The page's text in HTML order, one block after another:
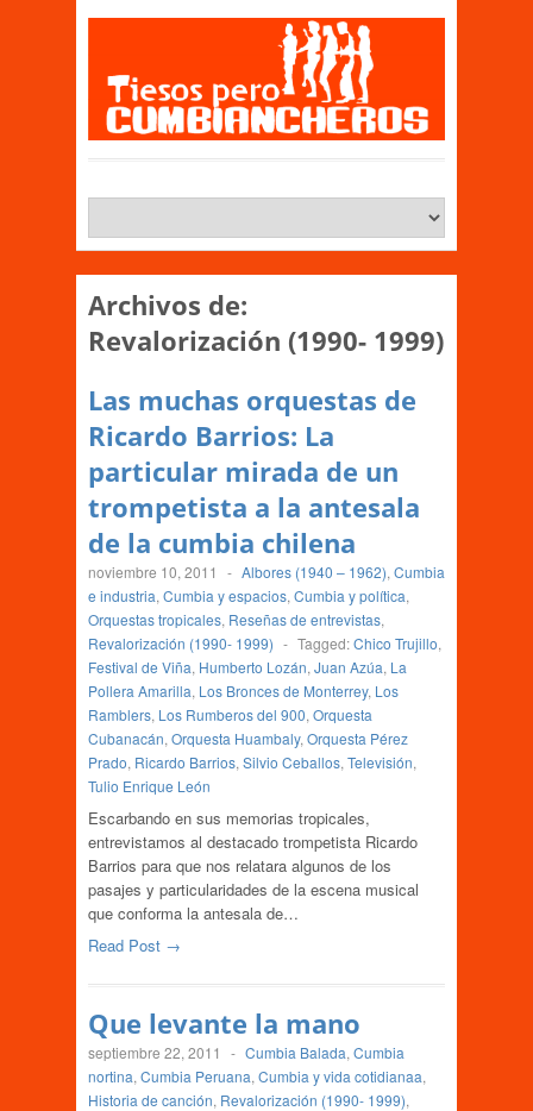
Archivos de:
Revalorización (1990- 1999)
Las muchas orquestas de
Ricardo Barrios: La
particular mirada de un
trompetista a la antesala
de la cumbia chilena
noviembre 10, 2011 - Albores (1940 – 1962), Cumbia
e industria, Cumbia y espacios, Cumbia y política,
Orquestas tropicales, Reseñas de entrevistas,
Revalorización (1990- 1999) - Tagged:Chico Trujillo,
Festival de Viña, Humberto Lozán, Juan Azúa, La
Pollera Amarilla, Los Bronces de Monterrey, Los
Ramblers, Los Rumberos del 900, Orquesta
Cubanacán, Orquesta Huambaly, Orquesta Pérez
Prado, Ricardo Barrios, Silvio Ceballos, Televisión,
Tulio Enrique León
Escarbando en sus memorias tropicales,
entrevistamos al destacado trompetista Ricardo
Barrios para que nos relatara algunos de los
pasajes y particularidades de la escena musical
que conforma la antesala de…
Read Post →
Que levante la mano
septiembre 22, 2011 - Cumbia Balada, Cumbia
nortina, Cumbia Peruana, Cumbia y vida cotidianaa,
Historia de canción, Revalorización (1990- 1999),